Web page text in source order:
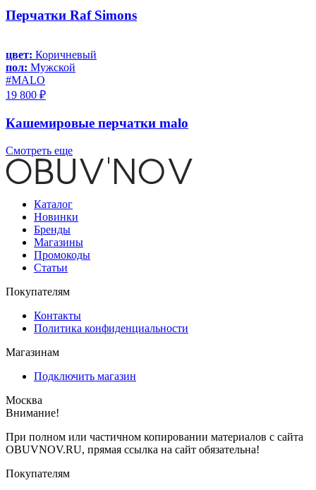
Перчатки Raf Simons
цвет: Коричневый
пол: Мужской
#MALO
19 800 ₽
Кашемировые перчатки malo
Смотреть еще
Каталог
Новинки
Бренды
Магазины
Промокоды
Статьи
Покупателям
Контакты
Политика конфиденциальности
Магазинам
Подключить магазин
Москва
Внимание!
При полном или частичном копировании материалов с сайта
OBUVNOV.RU, прямая ссылка на сайт обязательна!
Покупателям